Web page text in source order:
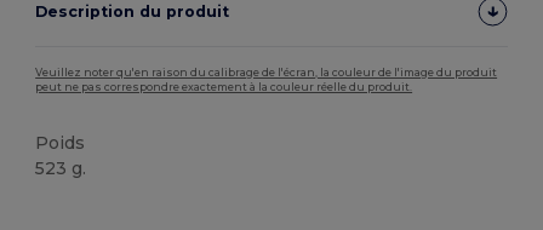
Description du produit
Veuillez noter qu'en raison du calibrage de l'écran, la couleur de l'image du produit
peut ne pas correspondre exactement à la couleur réelle du produit.
Poids
523 g.